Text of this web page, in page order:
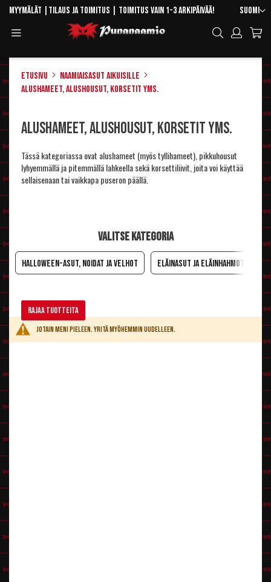
Skip
Content
Kieli
Suomi
Myymälät Tilaus ja toimitus | Toimitus vain 1-3 arkipäivää!
Hae
Etusivu
Naamiaisasut aikuisille
Alushameet, alushousut, korsetit yms.
Alushameet, alushousut, korsetit yms.
Tässä kategoriassa ovat alushameet (myös tyllihameet), pikkuhousut
lyhyemmällä ja pitemmällä lahkeella sekä korsettiliivit, joita voi käyttää
sellaisenaan tai vaikkapa puseron päällä.
Valitse kategoria
Halloween-asut, noidat ja velhot Eläinasut ja eläinhahmot
Rajaa tuotteita
Jotain meni pieleen. Yritä myöhemmin uudelleen.